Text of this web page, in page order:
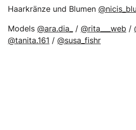
Haarkränze und Blumen
Models @ara.dia_ / @rita___web /
@tanita.161 / @susa_fishr